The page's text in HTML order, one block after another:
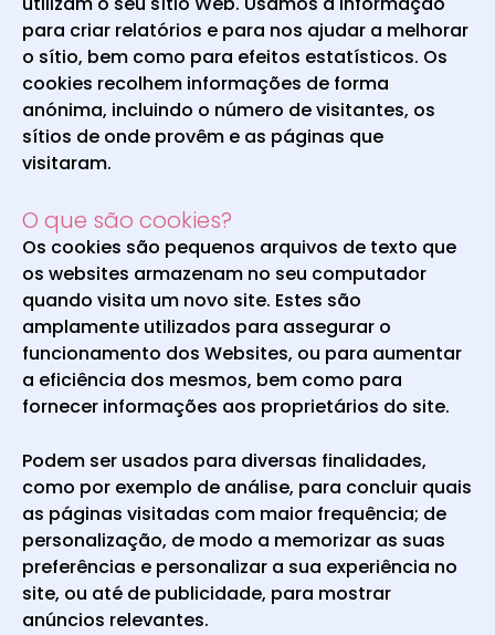
para criar relatórios e para nos ajudar a melhorar
o sítio, bem como para efeitos estatísticos. Os
cookies recolhem informações de forma
anónima, incluindo o número de visitantes, os
sítios de onde provêm e as páginas que
visitaram.
O que são cookies?
Os cookies são pequenos arquivos de texto que
os websites armazenam no seu computador
quando visita um novo site. Estes são
amplamente utilizados para assegurar o
funcionamento dos Websites, ou para aumentar
a eficiência dos mesmos, bem como para
fornecer informações aos proprietários do site.
Podem ser usados para diversas finalidades,
como por exemplo de análise, para concluir quais
as páginas visitadas com maior frequência; de
personalização, de modo a memorizar as suas
preferências e personalizar a sua experiência no
site, ou até de publicidade, para mostrar
anúncios relevantes.